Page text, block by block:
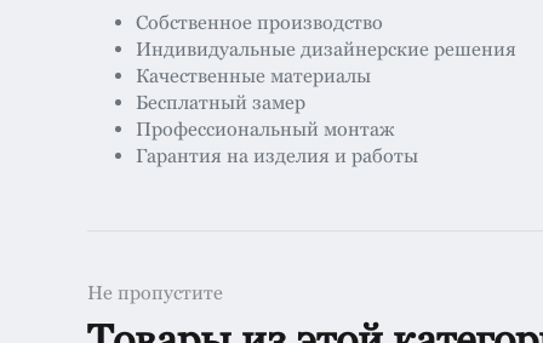
Собственное производство
Индивидуальные дизайнерские решения
Качественные материалы
Бесплатный замер
Профессиональный монтаж
Гарантия на изделия и работы
Не пропустите